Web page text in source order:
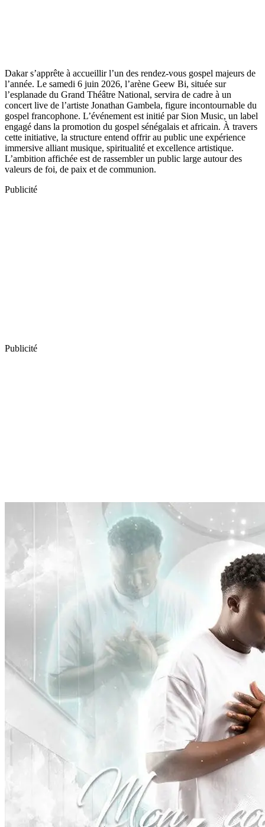
Dakar s’apprête à accueillir l’un des rendez-vous gospel majeurs de
l’année. Le samedi 6 juin 2026, l’arène Geew Bi, située sur
l’esplanade du Grand Théâtre National, servira de cadre à un
concert live de l’artiste Jonathan Gambela, figure incontournable du
gospel francophone. L’événement est initié par Sion Music, un label
engagé dans la promotion du gospel sénégalais et africain. À travers
cette initiative, la structure entend offrir au public une expérience
immersive alliant musique, spiritualité et excellence artistique.
L’ambition affichée est de rassembler un public large autour des
valeurs de foi, de paix et de communion.
Publicité
Publicité